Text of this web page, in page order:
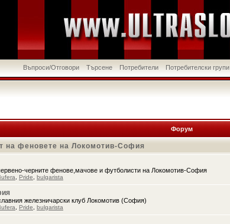
Въпроси/Отговори Търсене Потребители Потребителски групи
Форум
на феновете на Локомотив-София
черните фенове,мачове и футболисти на Локомотив-София
Pride bulgarista
железничарски клуб Локомотив (София)
Pride bulgarista